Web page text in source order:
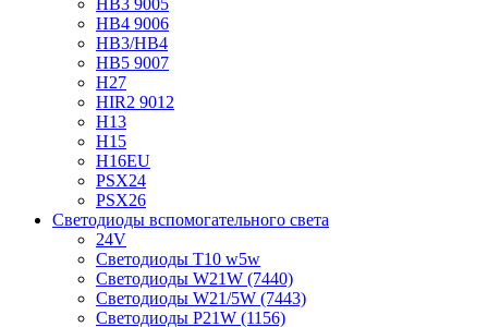
HB3 9005
HB4 9006
HB3/HB4
HB5 9007
H27
HIR2 9012
H13
H15
H16EU
PSX24
PSX26
Светодиоды вспомогательного света
24V
Светодиоды T10 w5w
Светодиоды W21W (7440)
Светодиоды W21/5W (7443)
Светодиоды P21W (1156)